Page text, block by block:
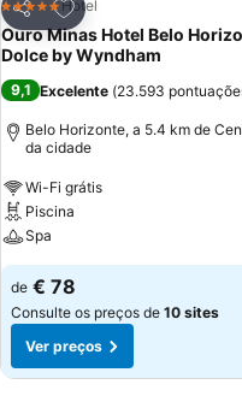
Partilhar
Adicionar aos
5 EstrelasHotel
Ouro Minas Hotel Belo
Dolce by Wyndham
9,1 Excelente (23.593
Belo Horizonte, a 5.4 km de
da cidade
Wi-Fi grátis
Piscina
Spa
de € 78
Consulte os preços de 10 sites
Ver preços